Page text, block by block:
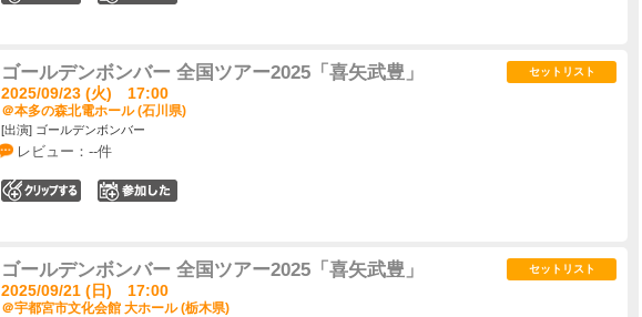
ゴールデンボンバー 全国ツアー2025「喜矢武豊」
2025/09/23 (火) 17:00
＠本多の森北電ホール (石川県)
[出演] ゴールデンボンバー
レビュー：--件
セットリスト
ゴールデンボンバー 全国ツアー2025「喜矢武豊」
2025/09/21 (日) 17:00
＠宇都宮市文化会館 大ホール (栃木県)
セットリスト